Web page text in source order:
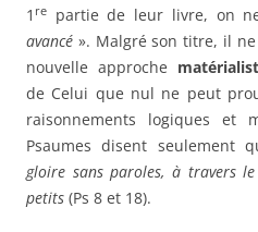
1 re partie de leur livre, on
avancé ». Malgré son titre, il ne
nouvelle approche
de Celui que nul ne peut
raisonnements logiques et
Psaumes disent seulement
gloire sans paroles, à travers
petits (Ps 8 et 18).